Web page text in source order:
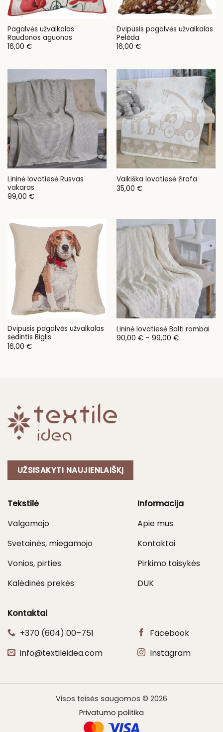
Pagalvės užvalkalas
Raudonos aguonos
16,00 €
Dvipusis pagalvės užvalkalas
Pelėda
16,00 €
Lininė lovatiesė Rusvas
vakaras
99,00 €
Vaikiška lovatiesė žirafa
35,00 €
Dvipusis pagalvės užvalkalas
sėdintis Biglis
16,00 €
Lininė lovatiesė Balti rombai
90,00 € – 99,00 €Price
UŽSISAKYTI NAUJIENLAIŠKĮ
Tekstilė
Valgomojo
Svetainės, miegamojo
Vonios, pirties
Kalėdinės prekės
Informacija
Apie mus
Kontaktai
Pirkimo taisykės
DUK
Kontaktai
+370 (604) 00–751
info@textileidea.com
Facebook
Instagram
Visos teisės saugomos © 2026
Privatumo politika